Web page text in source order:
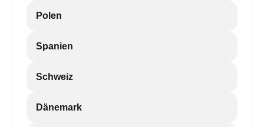
Polen
Spanien
Schweiz
Dänemark